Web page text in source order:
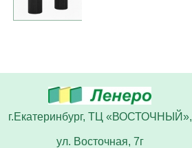
г.Екатеринбург, ТЦ «ВОСТОЧНЫЙ»,
ул. Восточная, 7г